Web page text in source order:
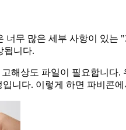
무 많은 세부 사항이 있
됩니다.
상도 파일이 필요합니다
니다. 이렇게 하면 파비